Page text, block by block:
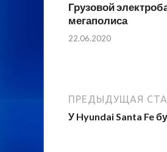
Грузовой
мегаполиса
22.06.2020
ПРЕДЫДУЩАЯ
У Hyundai Santa Fe